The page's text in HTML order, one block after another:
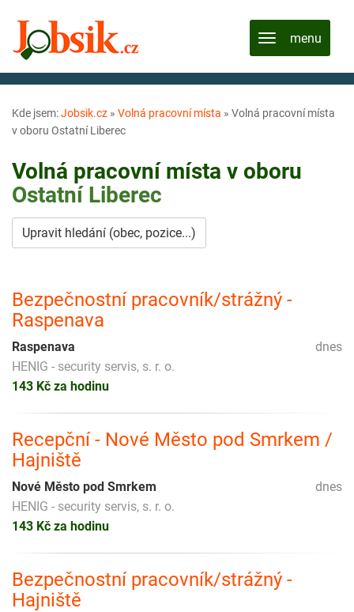
Kde jsem:Jobsik.cz » Volná pracovní místa » Volná pracovní místa
v oboru Ostatní Liberec
Volná pracovní místa v oboru
Ostatní Liberec
Upravit hledání (obec, pozice...)
Bezpečnostní pracovník/strážný -
Raspenava
dnes
Raspenava
HENIG - security servis, s. r. o.
143 Kč za hodinu
Recepční - Nové Město pod Smrkem /
Hajniště
dnes
Nové Město pod Smrkem
HENIG - security servis, s. r. o.
143 Kč za hodinu
Bezpečnostní pracovník/strážný -
Hajniště